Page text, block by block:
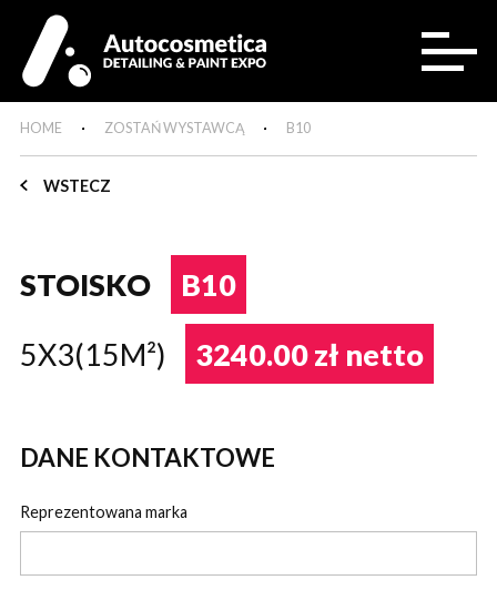
HOME ZOSTAŃ WYSTAWCĄ B10
WSTECZ
STOISKO
B10
5X3(15M²)
3240.00 zł netto
DANE KONTAKTOWE
Reprezentowana marka